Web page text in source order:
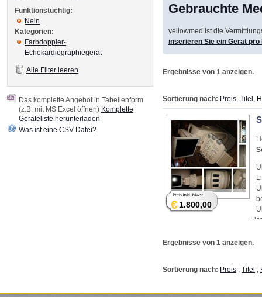
Gebrauchte
yellowmed ist die
inserieren Sie ein Gerät
Ergebnisse von 1 anzeigen.
Sortierung nach: Preis Titel
€1.800,00
Ergebnisse von 1 anzeigen.
Sortierung nach: Preis , Titel ,
Funktionstüchtig:
Nein
Kategorien:
Farbdoppler-
Echokardiographiegerät
Alle Filter leeren
Das komplette Angebot in Tabellenform
(z.B. mit MS Excel öffnen) Komplette
Geräteliste herunterladen
Was ist eine CSV-Datei?